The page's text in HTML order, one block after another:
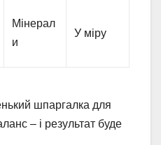
Мінерал
и
У міру
шпаргалка для
– і результат буде